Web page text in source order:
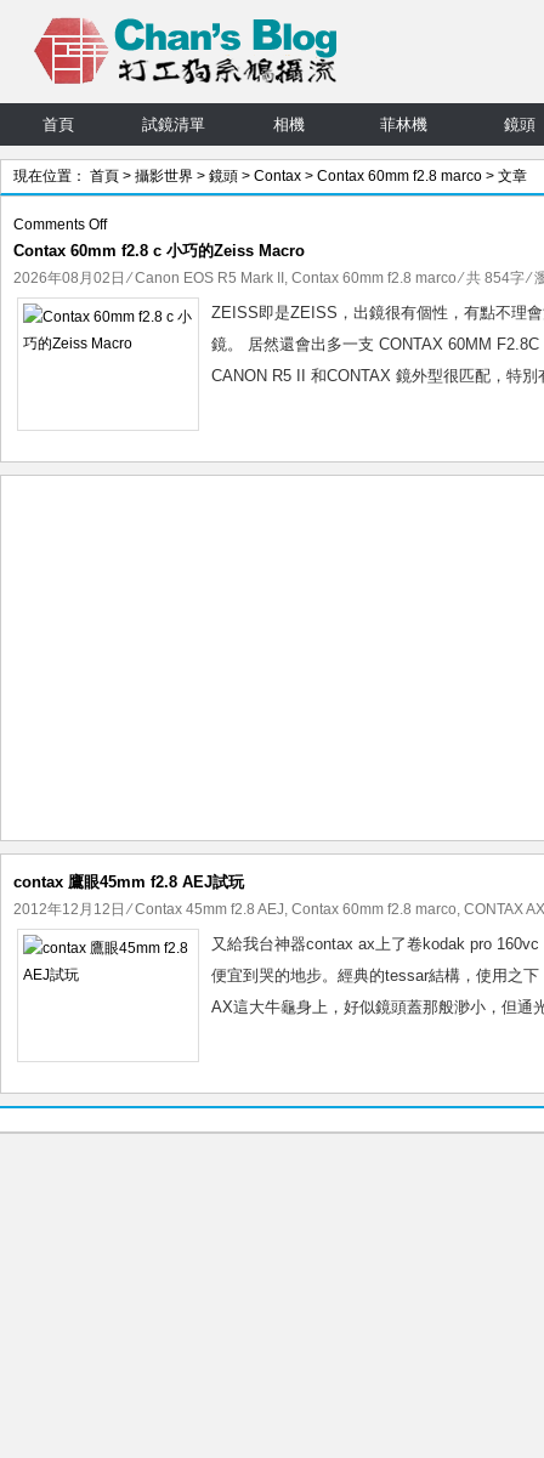
首頁 試鏡清單 相機 菲林機 鏡頭
現在位置： 首頁 > 攝影世界 > 鏡頭 > Contax > Contax 60mm f2.8 marco > 文章
Comments Offon
Contax
60mm
f2.8
Macro
Contax 60mm f2.8 c 小巧的Zeiss Macro
2026年08月02日 ⁄Canon EOS R5 Mark II , Contax 60mm f2.8 marco⁄ 共 854字 ⁄
ZEISS即是ZEISS，出鏡很有個性，有點不理
鏡。 居然還會出多一支 CONTAX 60MM
CANON R5 II 和CONTAX 鏡外型很匹配，特
contax 鷹眼45mm f2.8 AEJ試玩
2012年12月12日 ⁄Contax 45mm f2.8 AEJ, Contax 60mm f2.8 marco, CONTAX AX
又給我台神器contax ax上了卷kodak pro
便宜到哭的地步。經典的tessar結構，使用之
AX這大牛龜身上，好似鏡頭蓋那般渺小，但